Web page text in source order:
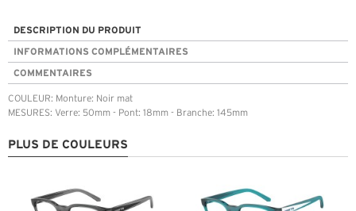
DESCRIPTION DU PRODUIT
INFORMATIONS COMPLÉMENTAIRES
COMMENTAIRES
COULEUR: Monture: Noir mat
MESURES: Verre: 50mm - Pont: 18mm - Branche: 145mm
PLUS DE COULEURS